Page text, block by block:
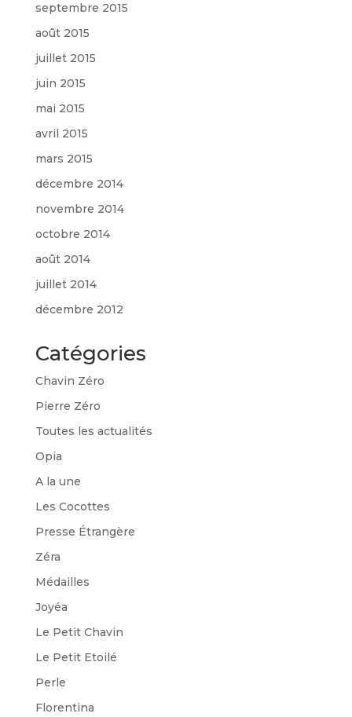
septembre 2015
août 2015
juillet 2015
juin 2015
mai 2015
avril 2015
mars 2015
décembre 2014
novembre 2014
octobre 2014
août 2014
juillet 2014
décembre 2012
Catégories
Chavin Zéro
Pierre Zéro
Toutes les actualités
Opia
A la une
Les Cocottes
Presse Étrangère
Zéra
Médailles
Joyéa
Le Petit Chavin
Le Petit Etoilé
Perle
Florentina